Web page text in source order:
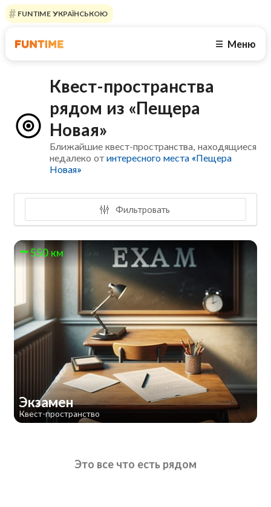
FUNTIME УКРАЇНСЬКОЮ
☰ Меню
Квест-пространства
рядом из «Пещера
Новая»
Ближайшие квест-пространства, находящиеся
недалеко отинтересного места «Пещера
Новая»
Фильтровать
550 км
Экзамен
Квест-пространство
Это все что есть рядом